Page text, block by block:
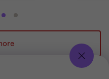
Ir
a
la
Ir
a